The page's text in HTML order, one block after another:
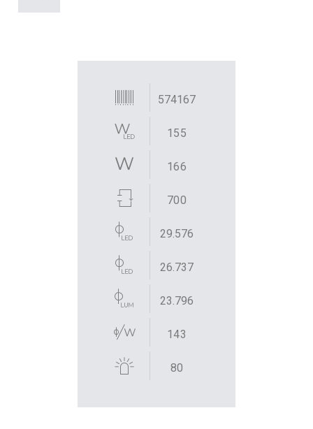
574167
155
166
700
29.576
26.737
23.796
143
80